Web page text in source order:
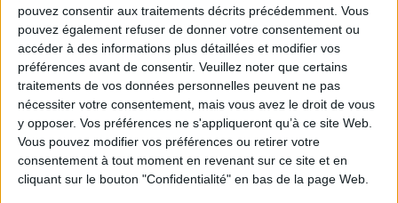
pouvez consentir aux traitements décrits précédemment. Vous
pouvez également refuser de donner votre consentement ou
accéder à des informations plus détaillées et modifier vos
préférences avant de consentir. Veuillez noter que certains
traitements de vos données personnelles peuvent ne pas
nécessiter votre consentement, mais vous avez le droit de vous
y opposer. Vos préférences ne s'appliqueront qu’à ce site Web.
Vous pouvez modifier vos préférences ou retirer votre
consentement à tout moment en revenant sur ce site et en
cliquant sur le bouton "Confidentialité" en bas de la page Web.
issues du lavage.